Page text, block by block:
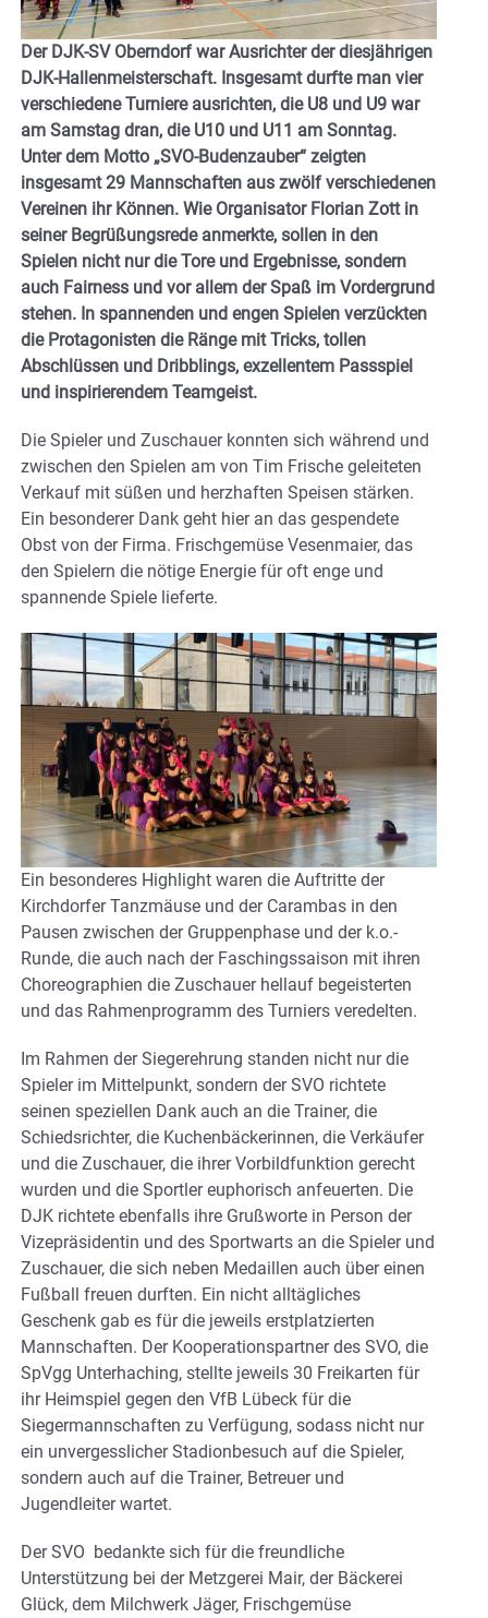
Der DJK-SV Oberndorf war Ausrichter der diesjährigen
DJK-Hallenmeisterschaft. Insgesamt durfte man vier
verschiedene Turniere ausrichten, die U8 und U9 war
am Samstag dran, die U10 und U11 am Sonntag.
Unter dem Motto „SVO-Budenzauber“ zeigten
insgesamt 29 Mannschaften aus zwölf verschiedenen
Vereinen ihr Können. Wie Organisator Florian Zott in
seiner Begrüßungsrede anmerkte, sollen in den
Spielen nicht nur die Tore und Ergebnisse, sondern
auch Fairness und vor allem der Spaß im Vordergrund
stehen. In spannenden und engen Spielen verzückten
die Protagonisten die Ränge mit Tricks, tollen
Abschlüssen und Dribblings, exzellentem Passspiel
und inspirierendem Teamgeist.
Die Spieler und Zuschauer konnten sich während und
zwischen den Spielen am von Tim Frische geleiteten
Verkauf mit süßen und herzhaften Speisen stärken.
Ein besonderer Dank geht hier an das gespendete
Obst von der Firma. Frischgemüse Vesenmaier, das
den Spielern die nötige Energie für oft enge und
spannende Spiele lieferte.
Ein besonderes Highlight waren die Auftritte der
Kirchdorfer Tanzmäuse und der Carambas in den
Pausen zwischen der Gruppenphase und der k.o.-
Runde, die auch nach der Faschingssaison mit ihren
Choreographien die Zuschauer hellauf begeisterten
und das Rahmenprogramm des Turniers veredelten.
Im Rahmen der Siegerehrung standen nicht nur die
Spieler im Mittelpunkt, sondern der SVO richtete
seinen speziellen Dank auch an die Trainer, die
Schiedsrichter, die Kuchenbäckerinnen, die Verkäufer
und die Zuschauer, die ihrer Vorbildfunktion gerecht
wurden und die Sportler euphorisch anfeuerten. Die
DJK richtete ebenfalls ihre Grußworte in Person der
Vizepräsidentin und des Sportwarts an die Spieler und
Zuschauer, die sich neben Medaillen auch über einen
Fußball freuen durften. Ein nicht alltägliches
Geschenk gab es für die jeweils erstplatzierten
Mannschaften. Der Kooperationspartner des SVO, die
SpVgg Unterhaching, stellte jeweils 30 Freikarten für
ihr Heimspiel gegen den VfB Lübeck für die
Siegermannschaften zu Verfügung, sodass nicht nur
ein unvergesslicher Stadionbesuch auf die Spieler,
sondern auch auf die Trainer, Betreuer und
Jugendleiter wartet.
Der SVO bedankte sich für die freundliche
Unterstützung bei der Metzgerei Mair, der Bäckerei
Glück, dem Milchwerk Jäger, Frischgemüse